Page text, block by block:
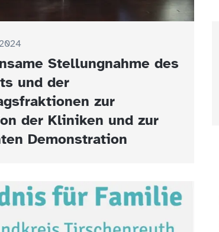
Stellungnahme des
und der
zur
der Kliniken und zur
Demonstration